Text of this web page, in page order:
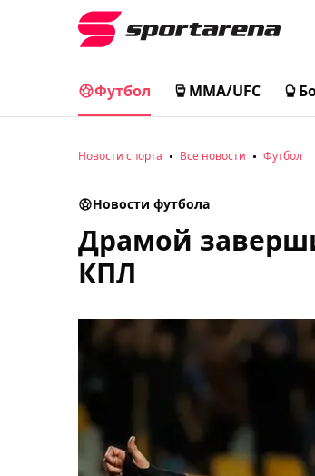
Футбол MMA/UFC
Новости спорта Все новости Футбол
Новости футбола
Драмой
КПЛ